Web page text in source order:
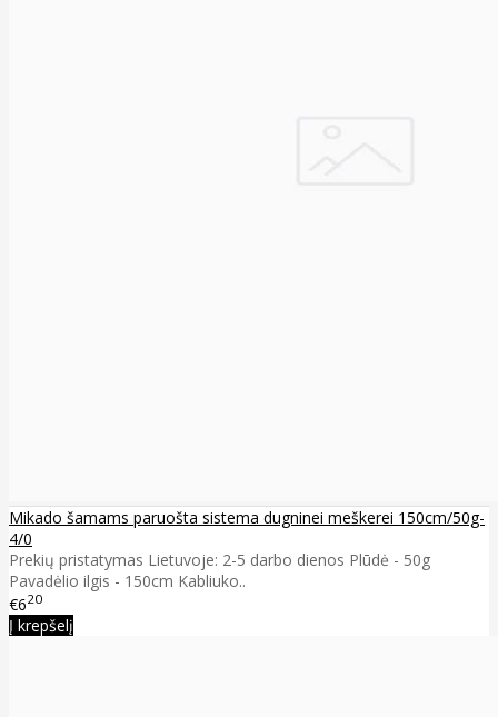
Mikado šamams paruošta sistema dugninei meškerei 150cm/50g-
4/0
Prekių pristatymas Lietuvoje: 2-5 darbo dienos Plūdė - 50g
Pavadėlio ilgis - 150cm Kabliuko..
€620
Į krepšelį